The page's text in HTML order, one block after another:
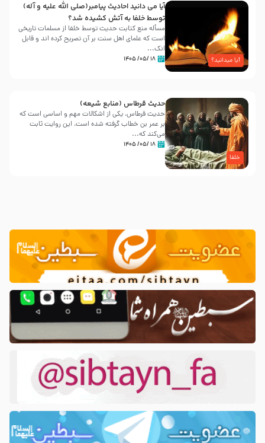
آیا میدانید؟
آیا می دانید احادیث پیامبر(صلی الله علیه و آله)
توسط خلفا به آتش کشیده شد؟
مسأله منع کتابت حدیث توسط خلفا از مسلمات تاریخی
است که علمای اهل سنت بر آن تصریح کرده اند و قابل
انک...
۱۸ /۰۵/ ۱۴۰۵
خلفا
حدیث قرطاس (منابع شیعه)
حدیث قرطاس، یکی از اشکالات مهم و اساسی است که
بر عمر بن خطاب گرفته شده است، این روایت ثابت
می‌کند که...
۱۸ /۰۵/ ۱۴۰۵